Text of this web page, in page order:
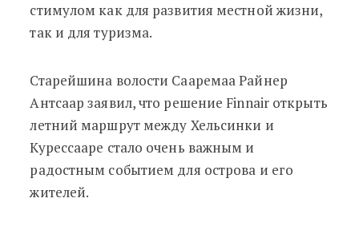
стимулом как для развития местной жизни,
так и для туризма.
Старейшина волости Сааремаа Райнер
Антсаар заявил, что решение Finnair открыть
летний маршрут между Хельсинки и
Курессааре стало очень важным и
радостным событием для острова и его
жителей.